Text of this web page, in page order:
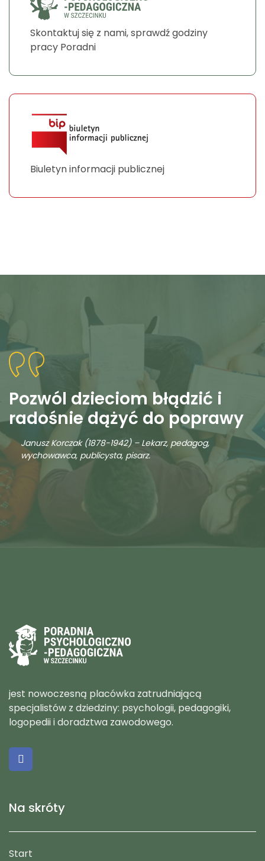
Skontaktuj się z nami, sprawdź godziny
pracy Poradni
Biuletyn informacji publicznej
Pozwól dzieciom błądzić i
radośnie dążyć do poprawy
Janusz Korczak (1878-1942) – Lekarz, pedagog,
wychowawca, publicysta, pisarz.
jest nowoczesną placówka zatrudniającą
specjalistów z dziedziny: psychologii, pedagogiki,
logopedii i doradztwa zawodowego.
Na skróty
Start